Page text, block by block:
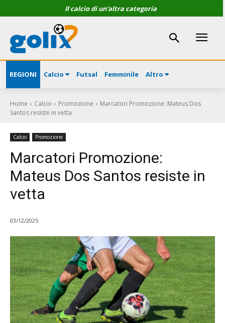
Il calcio di un'altra categoria
REGIONI Calcio Futsal Femminile Altro
Home Calcio Promozione
Marcatori Promozione: Mateus Dos
Santos resiste in vetta
Calcio Promozione
Marcatori Promozione:
Mateus Dos Santos resiste in
vetta
03/12/2025